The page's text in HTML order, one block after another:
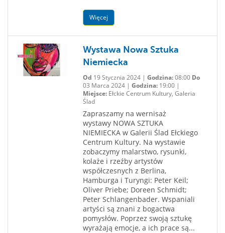
Więcej
Wystawa Nowa Sztuka
Niemiecka
Od 19 Stycznia 2024 | Godzina:08:00 Do
03 Marca 2024 | Godzina:19:00 |
Miejsce:Ełckie Centrum Kultury, Galeria
Ślad
Zapraszamy na wernisaż
wystawy NOWA SZTUKA
NIEMIECKA w Galerii Ślad Ełckiego
Centrum Kultury. Na wystawie
zobaczymy malarstwo, rysunki,
kolaże i rzeźby artystów
współczesnych z Berlina,
Hamburga i Turyngi: Peter Keil;
Oliver Priebe; Doreen Schmidt;
Peter Schlangenbader. Wspaniali
artyści są znani z bogactwa
pomysłów. Poprzez swoją sztukę
wyrażają emocje, a ich prace są...